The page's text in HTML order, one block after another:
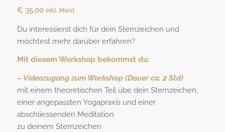
€ 35,00 inkl. Mwst.
Du interessierst dich für dein Sternzeichen und
möchtest mehr darüber erfahren?
Mit diesem Workshop bekommst du:
– Videozugang zum Workshop (Dauer ca. 2 Std)
mit einem theoretischen Teil übe dein Sternzeichen,
einer angepassten Yogapraxis und einer
abschliessenden Meditation
zu deinem Sternzeichen